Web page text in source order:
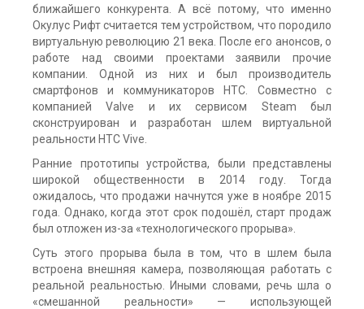
ближайшего конкурента. А всё потому, что именно
Окулус Рифт считается тем устройством, что породило
виртуальную революцию 21 века. После его анонсов, о
работе над своими проектами заявили прочие
компании. Одной из них и был производитель
смартфонов и коммуникаторов HTC. Совместно с
компанией Valve и их сервисом Steam был
сконструирован и разработан шлем виртуальной
реальности HTC Vive.
Ранние прототипы устройства, были представлены
широкой общественности в 2014 году. Тогда
ожидалось, что продажи начнутся уже в ноябре 2015
года. Однако, когда этот срок подошёл, старт продаж
был отложен из-за «технологического прорыва».
Суть этого прорыва была в том, что в шлем была
встроена внешняя камера, позволяющая работать с
реальной реальностью. Иными словами, речь шла о
«смешанной реальности» — использующей